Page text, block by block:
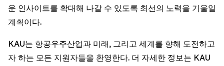
운 인사이트를 확대해 나갈 수 있도록 최선의 노력을 기울일
계획이다.
KAU는 항공우주산업과 미래, 그리고 세계를 향해 도전하고
자 하는 모든 지원자들을 환영한다. 더 자세한 정보는 KAU